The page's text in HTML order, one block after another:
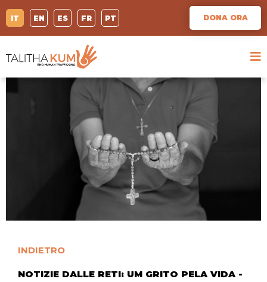
IT EN ES FR PT DONA ORA
INDIETRO
NOTIZIE DALLE RETI: UM GRITO PELA VIDA -